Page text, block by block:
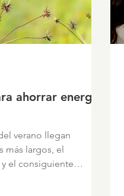
ahorrar energía
verano llegan
más largos, el
el consiguiente